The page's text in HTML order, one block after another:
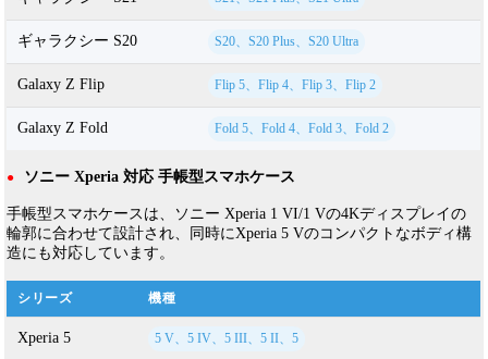
ギャラクシー S20 S20、S20 Plus、S20 Ultra
Galaxy Z Flip Flip 5、Flip 4、Flip 3、Flip 2
Galaxy Z Fold Fold 5、Fold 4、Fold 3、Fold 2
● ソニー Xperia 対応 手帳型スマホケース
手帳型スマホケースは、ソニー Xperia 1 VI/1 Vの4Kディスプレイの
輪郭に合わせて設計され、同時にXperia 5 Vのコンパクトなボディ構
造にも対応しています。
シリーズ 機種
Xperia 5 5 V、5 IV、5 III、5 II、5